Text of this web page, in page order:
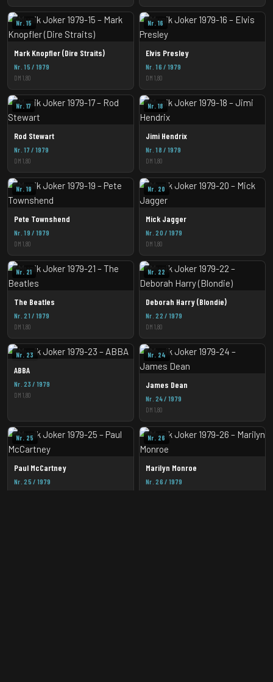
Nr. 15
Mark Knopfler (Dire Straits)
Nr. 15 / 1979
DM 1,80
Nr. 16
Elvis Presley
Nr. 16 / 1979
DM 1,80
Nr. 17
Rod Stewart
Nr. 17 / 1979
DM 1,80
Nr. 18
Jimi Hendrix
Nr. 18 / 1979
DM 1,80
Nr. 19
Pete Townshend
Nr. 19 / 1979
DM 1,80
Nr. 20
Mick Jagger
Nr. 20 / 1979
DM 1,80
Nr. 21
The Beatles
Nr. 21 / 1979
DM 1,80
Nr. 22
Deborah Harry (Blondie)
Nr. 22 / 1979
DM 1,80
Nr. 23
ABBA
Nr. 23 / 1979
DM 1,80
Nr. 24
James Dean
Nr. 24 / 1979
DM 1,80
Nr. 25
Paul McCartney
Nr. 25 / 1979
Nr. 26
Marilyn Monroe
Nr. 26 / 1979